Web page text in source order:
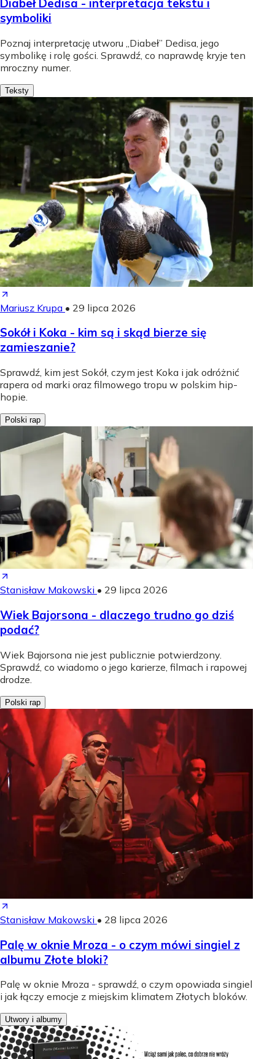
Diabeł Dedisa - interpretacja tekstu i
symboliki
Poznaj interpretację utworu „Diabeł” Dedisa, jego
symbolikę i rolę gości. Sprawdź, co naprawdę kryje ten
mroczny numer.
Teksty
Mariusz Krupa • 29 lipca 2026
Sokół i Koka - kim są i skąd bierze się
zamieszanie?
Sprawdź, kim jest Sokół, czym jest Koka i jak odróżnić
rapera od marki oraz filmowego tropu w polskim hip-
hopie.
Polski rap
Stanisław Makowski • 29 lipca 2026
Wiek Bajorsona - dlaczego trudno go dziś
podać?
Wiek Bajorsona nie jest publicznie potwierdzony.
Sprawdź, co wiadomo o jego karierze, filmach i rapowej
drodze.
Polski rap
Stanisław Makowski • 28 lipca 2026
Palę w oknie Mroza - o czym mówi singiel z
albumu Złote bloki?
Palę w oknie Mroza - sprawdź, o czym opowiada singiel
i jak łączy emocje z miejskim klimatem Złotych bloków.
Utwory i albumy